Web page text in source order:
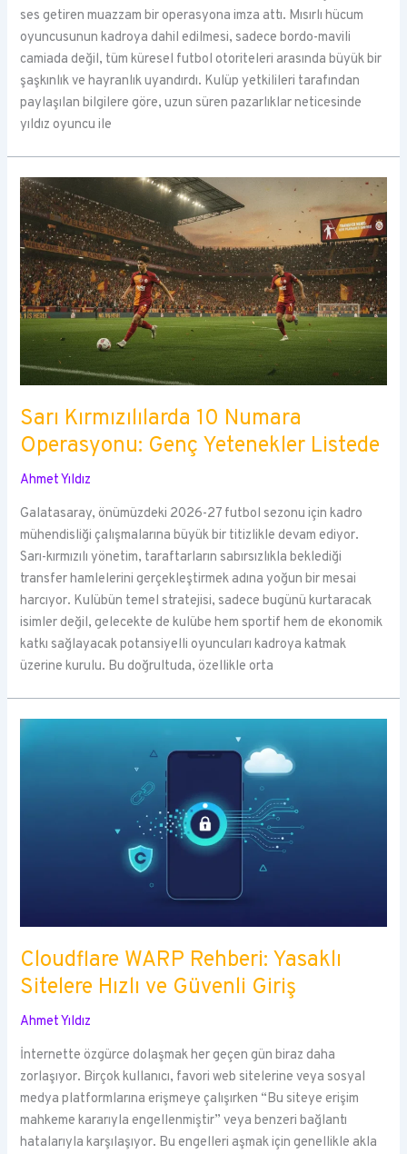
ses getiren muazzam bir operasyona imza attı. Mısırlı hücum
oyuncusunun kadroya dahil edilmesi, sadece bordo-mavili
camiada değil, tüm küresel futbol otoriteleri arasında büyük bir
şaşkınlık ve hayranlık uyandırdı. Kulüp yetkilileri tarafından
paylaşılan bilgilere göre, uzun süren pazarlıklar neticesinde
yıldız oyuncu ile
Sarı Kırmızılılarda 10 Numara
Operasyonu: Genç Yetenekler Listede
Ahmet Yıldız
Galatasaray, önümüzdeki 2026-27 futbol sezonu için kadro
mühendisliği çalışmalarına büyük bir titizlikle devam ediyor.
Sarı-kırmızılı yönetim, taraftarların sabırsızlıkla beklediği
transfer hamlelerini gerçekleştirmek adına yoğun bir mesai
harcıyor. Kulübün temel stratejisi, sadece bugünü kurtaracak
isimler değil, gelecekte de kulübe hem sportif hem de ekonomik
katkı sağlayacak potansiyelli oyuncuları kadroya katmak
üzerine kurulu. Bu doğrultuda, özellikle orta
Cloudflare WARP Rehberi: Yasaklı
Sitelere Hızlı ve Güvenli Giriş
Ahmet Yıldız
İnternette özgürce dolaşmak her geçen gün biraz daha
zorlaşıyor. Birçok kullanıcı, favori web sitelerine veya sosyal
medya platformlarına erişmeye çalışırken “Bu siteye erişim
mahkeme kararıyla engellenmiştir” veya benzeri bağlantı
hatalarıyla karşılaşıyor. Bu engelleri aşmak için genellikle akla